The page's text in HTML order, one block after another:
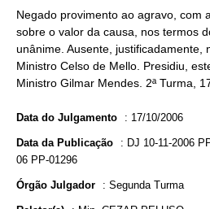
Negado provimento ao agravo, com
sobre o valor da causa, nos termos
unânime. Ausente, justificadamente,
Ministro Celso de Mello. Presidiu,
Ministro Gilmar Mendes. 2ª Turma,
Data do Julgamento : 17/10/2006
Data da Publicação : DJ 10-11-2006
06 PP-01296
Órgão Julgador : Segunda Turma